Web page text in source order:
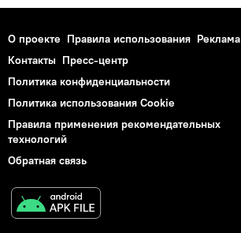
О проекте Правила использования Реклама
Контакты Пресс-центр
Политика конфиденциальности
Политика использования Cookie
Правила применения рекомендательных
технологий
Обратная связь